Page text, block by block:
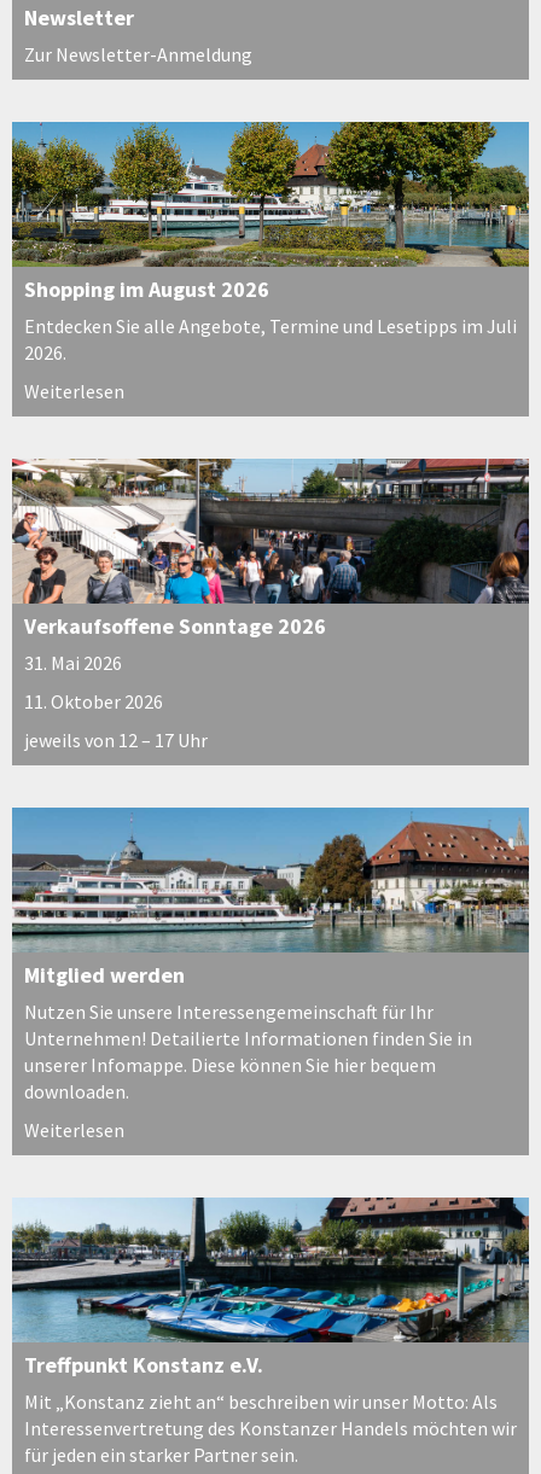
Newsletter
Zur Newsletter-Anmeldung
Shopping im August 2026
Entdecken Sie alle Angebote, Termine und Lesetipps im Juli
2026.
Weiterlesen
Verkaufsoffene Sonntage 2026
31. Mai 2026
11. Oktober 2026
jeweils von 12 – 17 Uhr
Mitglied werden
Nutzen Sie unsere Interessengemeinschaft für Ihr
Unternehmen! Detailierte Informationen finden Sie in
unserer Infomappe. Diese können Sie hier bequem
downloaden.
Weiterlesen
Treffpunkt Konstanz e.V.
Mit „Konstanz zieht an“ beschreiben wir unser Motto: Als
Interessenvertretung des Konstanzer Handels möchten wir
für jeden ein starker Partner sein.